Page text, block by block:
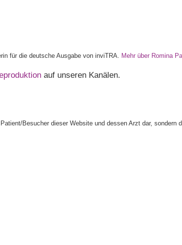
für die deutsche Ausgabe von inviTRA. Mehr über Romina
auf unseren Kanälen.
Besucher dieser Website und dessen Arzt dar, sondern